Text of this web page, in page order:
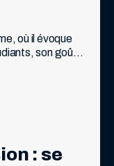
Pif
où il évoque
son goût
petite pépite.
: se